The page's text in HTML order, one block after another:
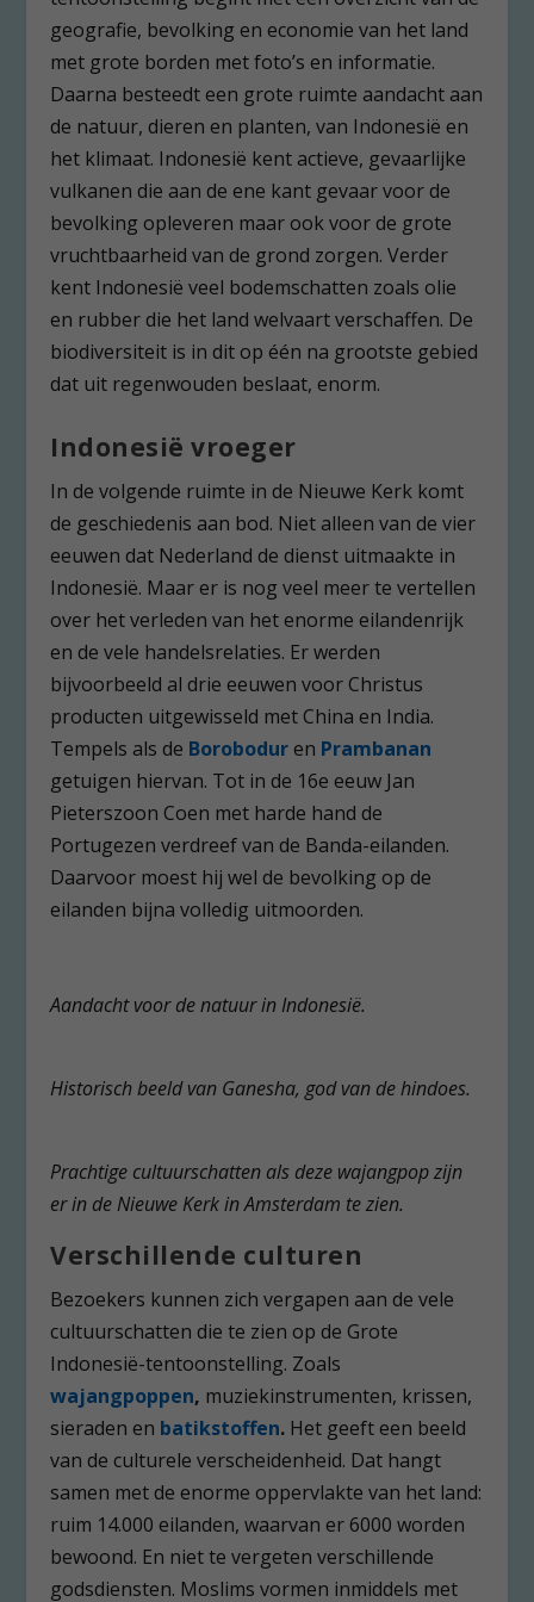
geografie, bevolking en economie van het land
met grote borden met foto’s en informatie.
Daarna besteedt een grote ruimte aandacht aan
de natuur, dieren en planten, van Indonesië en
het klimaat. Indonesië kent actieve, gevaarlijke
vulkanen die aan de ene kant gevaar voor de
bevolking opleveren maar ook voor de grote
vruchtbaarheid van de grond zorgen. Verder
kent Indonesië veel bodemschatten zoals olie
en rubber die het land welvaart verschaffen. De
biodiversiteit is in dit op één na grootste gebied
dat uit regenwouden beslaat, enorm.
Indonesië vroeger
In de volgende ruimte in de Nieuwe Kerk komt
de geschiedenis aan bod. Niet alleen van de vier
eeuwen dat Nederland de dienst uitmaakte in
Indonesië. Maar er is nog veel meer te vertellen
over het verleden van het enorme eilandenrijk
en de vele handelsrelaties. Er werden
bijvoorbeeld al drie eeuwen voor Christus
producten uitgewisseld met China en India.
Tempels als de Borobodur en Prambanan
getuigen hiervan. Tot in de 16e eeuw Jan
Pieterszoon Coen met harde hand de
Portugezen verdreef van de Banda-eilanden.
Daarvoor moest hij wel de bevolking op de
eilanden bijna volledig uitmoorden.
Aandacht voor de natuur in Indonesië.
Historisch beeld van Ganesha, god van de hindoes.
Prachtige cultuurschatten als deze wajangpop zijn
er in de Nieuwe Kerk in Amsterdam te zien.
Verschillende culturen
Bezoekers kunnen zich vergapen aan de vele
cultuurschatten die te zien op de Grote
Indonesië-tentoonstelling. Zoals
wajangpoppen, muziekinstrumenten, krissen,
sieraden en batikstoffen. Het geeft een beeld
van de culturele verscheidenheid. Dat hangt
samen met de enorme oppervlakte van het land:
ruim 14.000 eilanden, waarvan er 6000 worden
bewoond. En niet te vergeten verschillende
godsdiensten. Moslims vormen inmiddels met